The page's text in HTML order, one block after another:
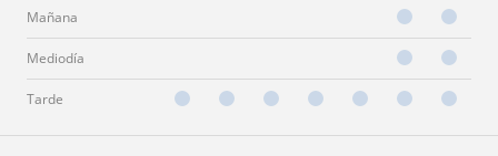
Mañana
Mediodía
Tarde